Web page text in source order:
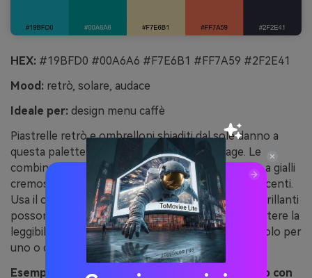
HEX: #19BFD0 #00A6A6 #F7E6B1 #FF7A59 #2F2E41
Mood: retrò, solare, audace
Ideale per: design menu caffè
Piastrelle retrò e ombrelloni sbiaditi dal sole danno a
questa palette un’atmosfera allegra e vintage. Le
combinazioni turchesi brillano nei menu abbinate a gialli
cremosi per lo sfondo e arancione caldo per gli accenti.
Usa il carbone per il testo principale così i colori brillanti
possono essere grandi e grafici senza compromettere la
leggibilità. Un buon consiglio: riserva l’arancione solo per
uno o due richiami per sezione.
Esempio immagine retro bordo piscina generato con